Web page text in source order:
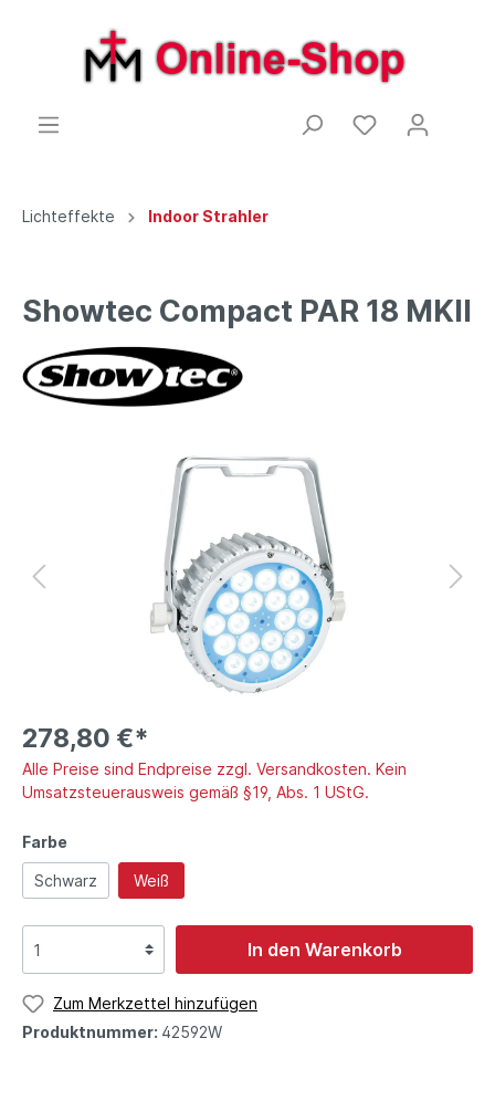
Lichteffekte Indoor Strahler
Showtec Compact PAR 18 MKII
278,80 €*
Alle Preise sind Endpreise zzgl. Versandkosten. Kein
Umsatzsteuerausweis gemäß §19, Abs. 1 UStG.
Farbe
Schwarz Weiß
In den Warenkorb
Zum Merkzettel hinzufügen
Produktnummer: 42592W